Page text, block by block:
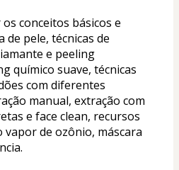
conceitos básicos e
de pele, técnicas de
e peeling
químico suave, técnicas
com diferentes
manual, extração com
e face clean, recursos
de ozônio, máscara